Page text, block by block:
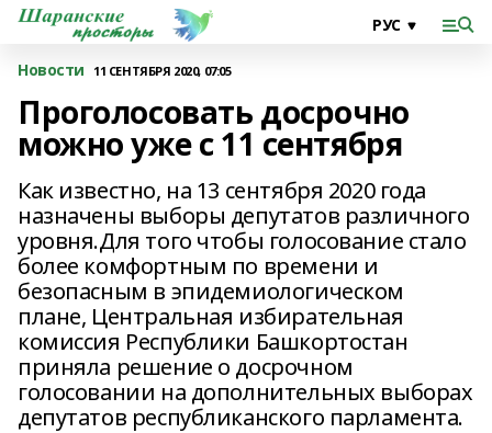
Новости 11 СЕНТЯБРЯ 2020, 07:05
Проголосовать досрочно
можно уже с 11 сентября
Как известно, на 13 сентября 2020 года
назначены выборы депутатов различного
уровня.Для того чтобы голосование стало
более комфортным по времени и
безопасным в эпидемиологическом
плане, Центральная избирательная
комиссия Республики Башкортостан
приняла решение о досрочном
голосовании на дополнительных выборах
депутатов республиканского парламента.